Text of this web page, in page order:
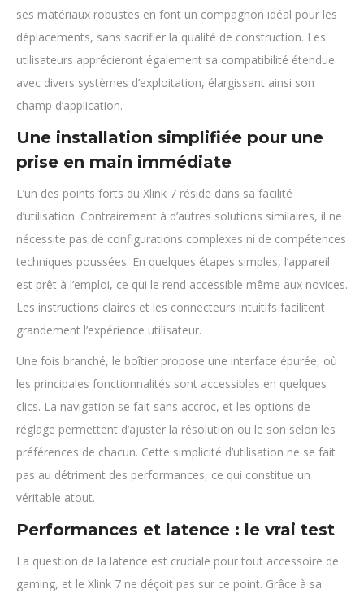
ses matériaux robustes en font un compagnon idéal pour les
déplacements, sans sacrifier la qualité de construction. Les
utilisateurs apprécieront également sa compatibilité étendue
avec divers systèmes d’exploitation, élargissant ainsi son
champ d’application.
Une installation simplifiée pour une
prise en main immédiate
L’un des points forts du Xlink 7 réside dans sa facilité
d’utilisation. Contrairement à d’autres solutions similaires, il ne
nécessite pas de configurations complexes ni de compétences
techniques poussées. En quelques étapes simples, l’appareil
est prêt à l’emploi, ce qui le rend accessible même aux novices.
Les instructions claires et les connecteurs intuitifs facilitent
grandement l’expérience utilisateur.
Une fois branché, le boîtier propose une interface épurée, où
les principales fonctionnalités sont accessibles en quelques
clics. La navigation se fait sans accroc, et les options de
réglage permettent d’ajuster la résolution ou le son selon les
préférences de chacun. Cette simplicité d’utilisation ne se fait
pas au détriment des performances, ce qui constitue un
véritable atout.
Performances et latence : le vrai test
La question de la latence est cruciale pour tout accessoire de
gaming, et le Xlink 7 ne déçoit pas sur ce point. Grâce à sa